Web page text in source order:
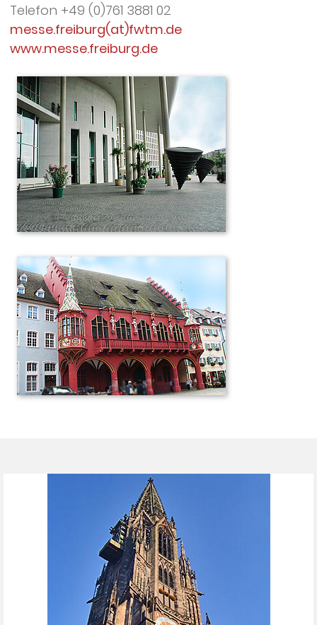
Telefon +49 (0)761 3881 02
messe.freiburg(at)fwtm.de
www.messe.freiburg.de